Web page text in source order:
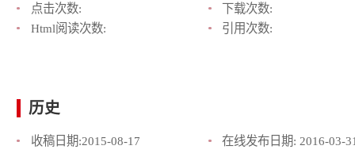
点击次数:
下载次数:
Html阅读次数:
引用次数:
历史
收稿日期:2015-08-17 在线发布日期: 2016-03-